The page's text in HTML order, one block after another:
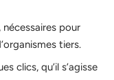
, nécessaires pour
tiers.
clics, qu’il s’agisse